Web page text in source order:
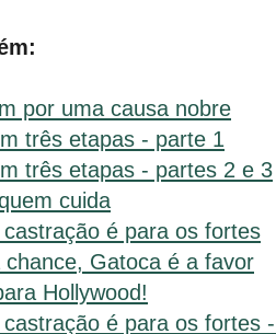
por uma causa nobre
três etapas - parte 1
três etapas - partes 2 e 3
cuida
é para os fortes
chance, Gatoca é a favor
Hollywood!
é para os fortes